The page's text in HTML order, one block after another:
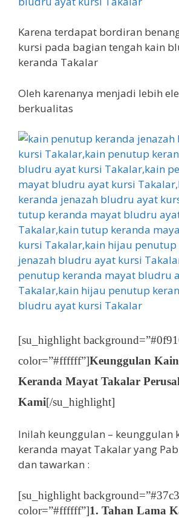
Karena terdapat bordiran
kursi pada bagian tengah kain
keranda Takalar
Oleh karenanya menjadi lebih
berkualitas
[su_highlight
color=”#ffffff”]Keunggulan
Keranda Mayat Takalar
Kami[/su_highlight]
Inilah keunggulan – keunggulan
keranda mayat Takalar yang
dan tawarkan :
[su_highlight
color=”#ffffff”]1. Tahan Lama